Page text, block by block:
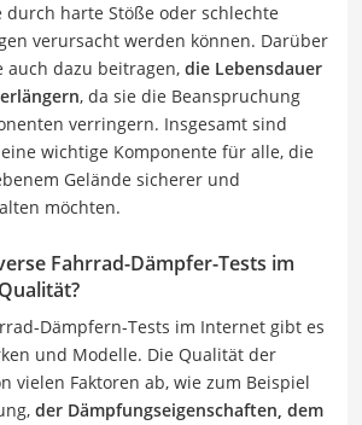
harte Stöße oder schlechte
verursacht werden können. Darüber
auch dazu beitragen, die Lebensdauer
, da sie die Beanspruchung
verringern. Insgesamt sind
wichtige Komponente für alle, die
Gelände sicherer und
möchten.
Fahrrad-Dämpfer-Tests im
Dämpfern-Tests im Internet gibt es
und Modelle. Die Qualität der
vielen Faktoren ab, wie zum Beispiel
der Dämpfungseigenschaften, dem